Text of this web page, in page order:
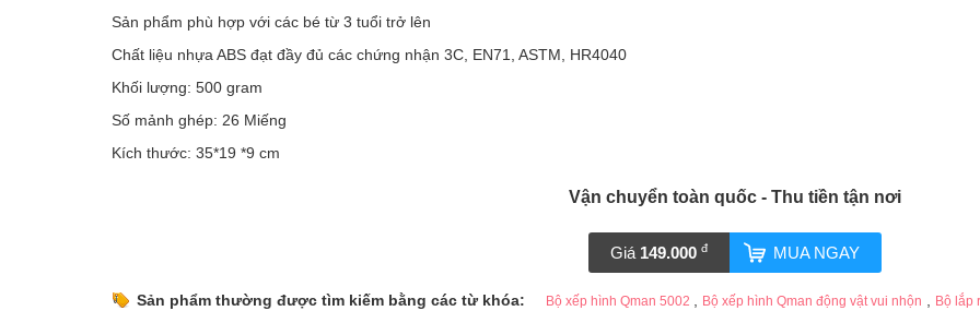
Sản phẩm phù hợp với các bé từ 3 tuổi trở lên
Chất liệu nhựa ABS đạt đầy đủ các chứng nhận 3C, EN71, ASTM, HR4040
Khối lượng: 500 gram
Số mảnh ghép: 26 Miếng
Kích thước: 35*19 *9 cm
Vận chuyển toàn quốc - Thu tiền tận nơi
Giá 149.000 đ MUA NGAY
Sản phẩm thường được tìm kiếm bằng các từ khóa: Bộ xếp hình Qman 5002 Bộ xếp hình Qman động vật vui nhộn Bộ lắp